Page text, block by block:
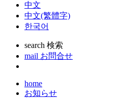
中文
中文(繁體字)
한국어
search 検索
mail お問合せ
home
お知らせ